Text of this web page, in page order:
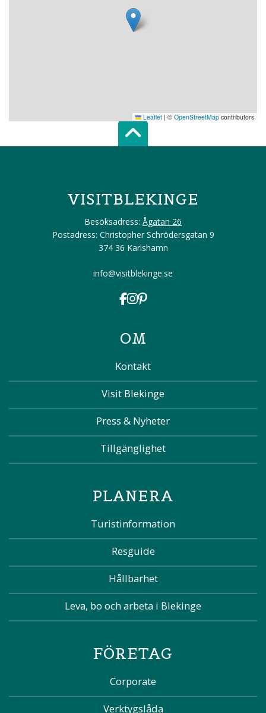
Leaflet | © OpenStreetMap contributors
Scroll top of
VISITBLEKINGE
Besöksadress: Ågatan 26
Postadress: Christopher Schrödersgatan 9
374 36 Karlshamn
info@visitblekinge.se
OM
Kontakt
Visit Blekinge
Press & Nyheter
Tillgänglighet
PLANERA
Turistinformation
Resguide
Hållbarhet
Leva, bo och arbeta i Blekinge
FÖRETAG
Corporate
Verktygslåda